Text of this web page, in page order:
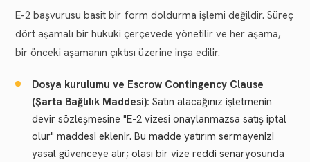
E-2 başvurusu basit bir form doldurma işlemi değildir. Süreç
dört aşamalı bir hukuki çerçevede yönetilir ve her aşama,
bir önceki aşamanın çıktısı üzerine inşa edilir.
Dosya kurulumu ve Escrow Contingency Clause
(Şarta Bağlılık Maddesi): Satın alacağınız işletmenin
devir sözleşmesine "E-2 vizesi onaylanmazsa satış iptal
olur" maddesi eklenir. Bu madde yatırım sermayenizi
yasal güvenceye alır; olası bir vize reddi senaryosunda